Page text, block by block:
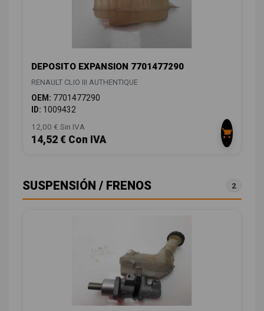
DEPOSITO EXPANSION 7701477290
RENAULT CLIO III AUTHENTIQUE
OEM: 7701477290
ID: 1009432
12,00 € Sin IVA
14,52 € Con IVA
SUSPENSIÓN / FRENOS 2